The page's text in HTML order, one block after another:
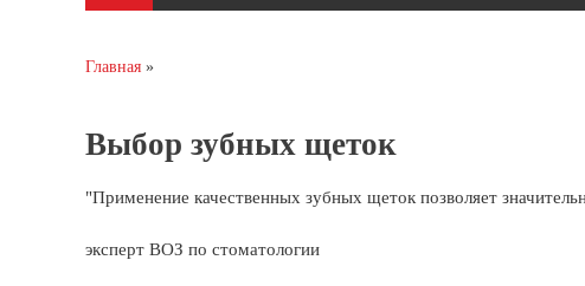
Вы здесь
Главная
Выбор зубных щеток
"Применение качественных зубных щеток позволяет
эксперт ВОЗ по стоматологии